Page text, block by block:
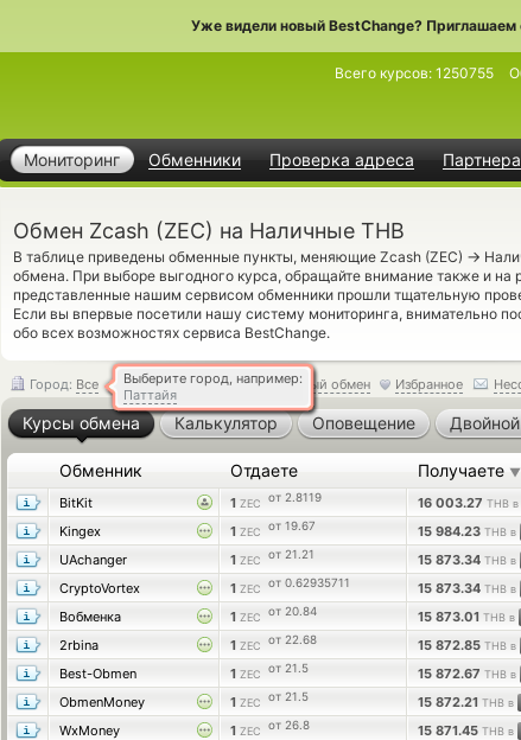
Уже видели новый BestChange? Приглашаем
Мониторинг Обменники Проверка адреса
Всего курсов: 1250755
Обмен Zcash (ZEC) на Наличные THB
В таблице приведены обменные пункты, меняющие Zcash (ZEC) →
обмена. При выборе выгодного курса, обращайте внимание также и на
представленные нашим сервисом обменники прошли тщательную
Если вы впервые посетили нашу систему мониторинга, внимательно
обо всех возможностях сервиса BestChange.
Обратный обмен Избранное
Город: Все
Выберите город, например:
Паттайя
Курсы обмена Калькулятор Оповещение
Обменник Отдаете Получаете ▼
BitKit 1 ZEC от 2.8119 16 003.27 THB в
Kingex
1 ZEC от 19.67 15 984.23 THB в
UAchanger
1 ZEC от 21.21 15 873.34 THB в
CryptoVortex
1 ZEC от 0.62935711 15 873.34 THB в
Вобменка
1 ZEC от 20.84 15 873.01 THB в
2rbina
1 ZEC от 22.68 15 872.85 THB в
Best-Obmen
1 ZEC от 21.5 15 872.67 THB в
ObmenMoney
1 ZEC от 21.5 15 872.21 THB в
WxMoney
1 ZEC от 26.8 15 871.45 THB в